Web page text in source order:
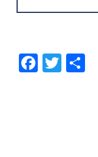
F
ac
T
w